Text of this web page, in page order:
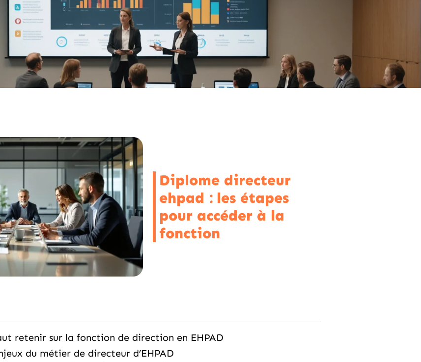
Diplome directeur
ehpad : les étapes
pour accéder à la
fonction
retenir sur la fonction de direction en EHPAD
du métier de directeur d’EHPAD